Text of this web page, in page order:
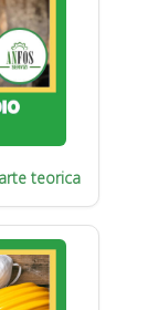
teorica